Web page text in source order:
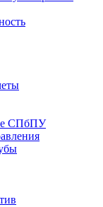
СПбПУ